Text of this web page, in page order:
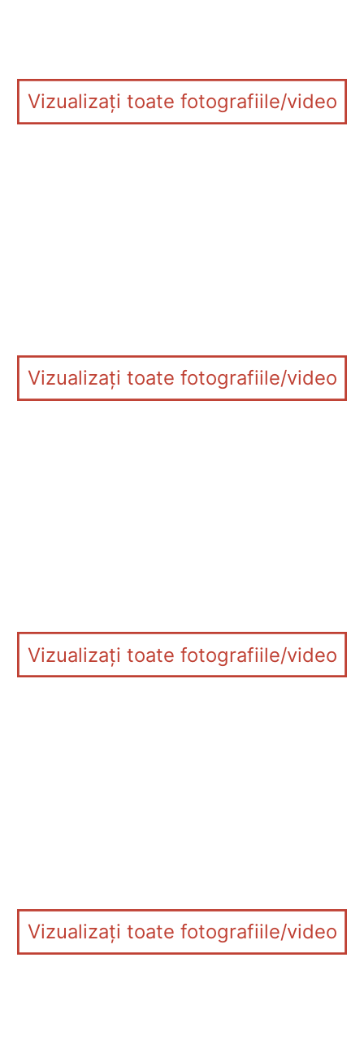
Vizualizați toate fotografiile/video
Vizualizați toate fotografiile/video
Vizualizați toate fotografiile/video
Vizualizați toate fotografiile/video